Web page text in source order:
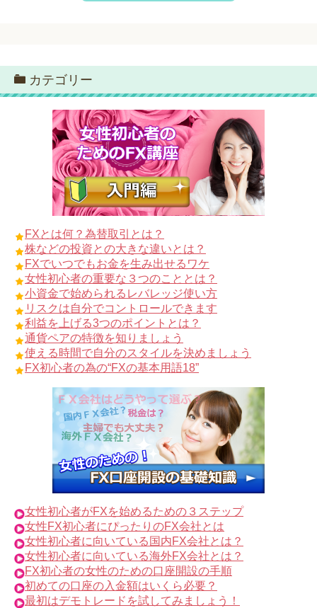
カテゴリー
FXとは何？為替取引とは？
株などの投資との大きな違いとは？
FXでいつでもお金を生み出せるワケ
女性初心者の重要な３つのこととは？
小資金で始められるレバレッジ使い方
リスクは自分でコントロールできます
利益を上げる3つのポイントとは？
通貨ペアの特徴を知りましょう
使える時間で自分のスタイルを決めましょう
FX初心者の為の“FXの基本用語18”
女性初心者がFXを始めるための３ステップ
女性FX初心者にぴったりのFX会社とは
女性初心者に向いている国内FX会社とは？
女性初心者に向いている海外FX会社とは？
FX初心者の女性のための口座開設の手順
初めての口座の入金額はいくら必要？
最初はデモトレードを試してみましょう！